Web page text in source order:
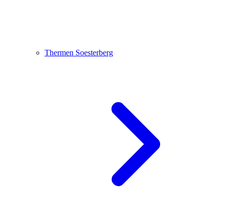
Thermen Soesterberg